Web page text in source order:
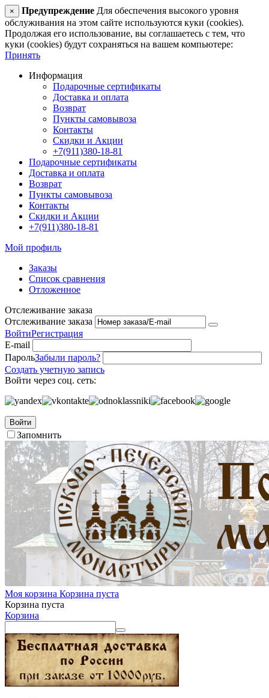
× Предупреждение Для обеспечения высокого уровня
обслуживания на этом сайте используются куки (cookies).
Продолжая его использование, вы соглашаетесь с тем, что
куки (cookies) будут сохраняться на вашем компьютере:
Принять
Информация
Подарочные сертификаты
Доставка и оплата
Возврат
Пункты самовывоза
Контакты
Скидки и Акции
+7(911)380-18-81
Подарочные сертификаты
Доставка и оплата
Возврат
Пункты самовывоза
Контакты
Скидки и Акции
+7(911)380-18-81
Мой профиль
Заказы
Список сравнения
Отложенное
Отслеживание заказа
Отслеживание заказа
ВойтиРегистрация
E-mail
ПарольЗабыли пароль?
Создать учетную запись
Войти через соц. сеть:
Войти
Запомнить
Моя корзина Корзина пуста
Корзина пуста
Корзина